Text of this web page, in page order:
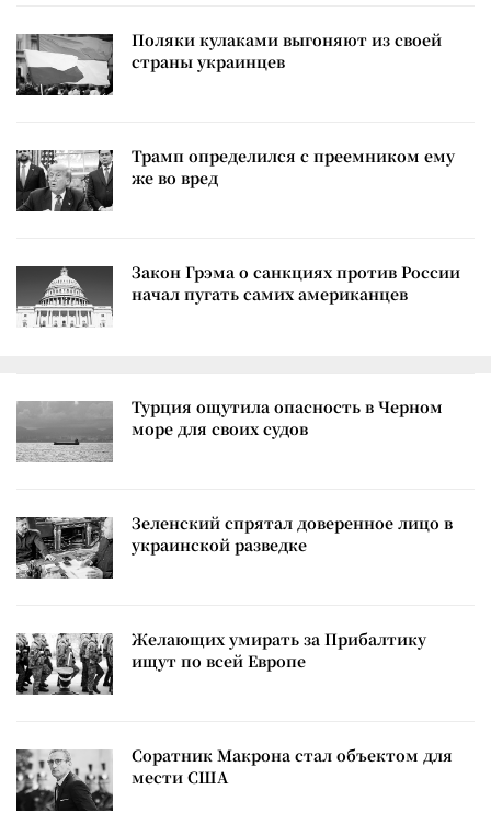
Поляки кулаками выгоняют из своей
страны украинцев
Трамп определился с преемником ему
же во вред
Закон Грэма о санкциях против России
начал пугать самих американцев
Турция ощутила опасность в Черном
море для своих судов
Зеленский спрятал доверенное лицо в
украинской разведке
Желающих умирать за Прибалтику
ищут по всей Европе
Соратник Макрона стал объектом для
мести США